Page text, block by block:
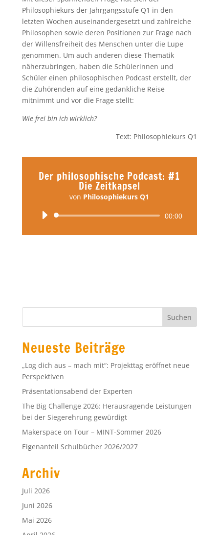
Philosophiekurs der Jahrgangsstufe Q1 in den
letzten Wochen auseinandergesetzt und zahlreiche
Philosophen sowie deren Positionen zur Frage nach
der Willensfreiheit des Menschen unter die Lupe
genommen. Um auch anderen diese Thematik
näherzubringen, haben die Schülerinnen und
Schüler einen philosophischen Podcast erstellt, der
die Zuhörenden auf eine gedankliche Reise
mitnimmt und vor die Frage stellt:
Wie frei bin ich wirklich?
Text: Philosophiekurs Q1
Der philosophische Podcast: #1
Die Zeitkapsel
von Philosophiekurs Q1
Audio-
00:00
Neueste Beiträge
„Log dich aus – mach mit“: Projekttag eröffnet neue
Perspektiven
Präsentationsabend der Experten
The Big Challenge 2026: Herausragende Leistungen
bei der Siegerehrung gewürdigt
Makerspace on Tour – MINT-Sommer 2026
Eigenanteil Schulbücher 2026/2027
Archiv
Juli 2026
Juni 2026
Mai 2026